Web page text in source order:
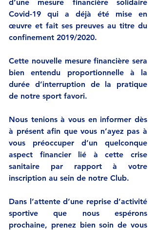
d’une mesure financière solidaire
Covid-19 qui a déjà été mise en
œuvre et fait ses preuves au titre du
confinement 2019/2020.
Cette nouvelle mesure financière sera
bien entendu proportionnelle à la
durée d’interruption de la pratique
de notre sport favori.
Nous tenions à vous en informer dès
à présent afin que vous n’ayez pas à
vous préoccuper d’un quelconque
aspect financier lié à cette crise
sanitaire par rapport à votre
inscription au sein de notre Club.
Dans l’attente d’une reprise d’activité
sportive que nous espérons
prochaine, prenez bien soin de vous